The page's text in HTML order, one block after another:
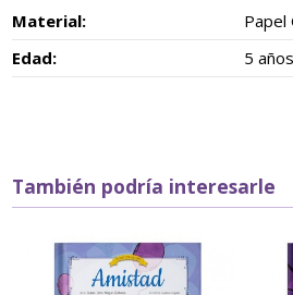
Material:
Papel
Edad:
5
También podría interesarle